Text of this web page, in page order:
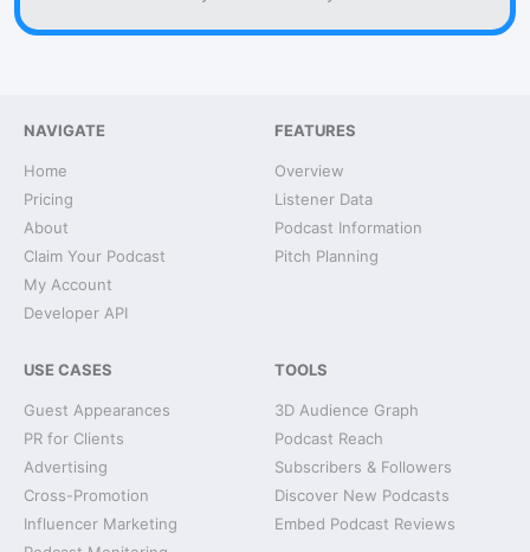
NAVIGATE
Home
Pricing
About
Claim Your Podcast
My Account
Developer API
FEATURES
Overview
Listener Data
Podcast Information
Pitch Planning
USE CASES
Guest Appearances
PR for Clients
Advertising
Cross-Promotion
Influencer Marketing
TOOLS
3D Audience Graph
Podcast Reach
Subscribers & Followers
Discover New Podcasts
Embed Podcast Reviews